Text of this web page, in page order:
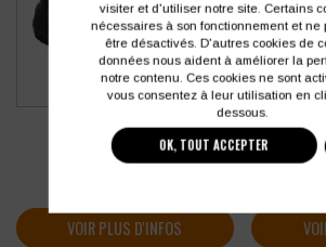
MOCASSIN SNV DIDOU
35,64€
VOIR PLUS D'INFOS
PANTALON
visiter et d'utiliser notre site. Certains
nécessaires à son fonctionnement et ne
être désactivés. D'autres cookies de
données nous aident à améliorer la
notre contenu. Ces cookies ne sont
vous consentez à leur utilisation en
dessous.
OK, TOUT ACCEPTER